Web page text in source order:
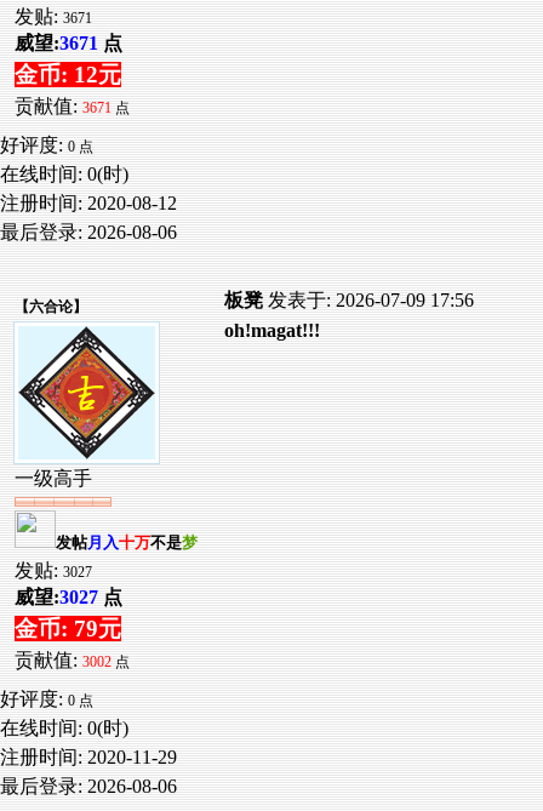
发贴: 3671
威望:3671 点
金币: 12元
贡献值: 3671 点
好评度: 0 点
在线时间: 0(时)
注册时间: 2020-08-12
最后登录: 2026-08-06
【六合论】
一级高手
发帖月入十万不是梦
发贴: 3027
威望:3027 点
金币: 79元
贡献值: 3002 点
好评度: 0 点
在线时间: 0(时)
注册时间: 2020-11-29
最后登录: 2026-08-06
板凳 发表于: 2026-07-09 17:56
oh!magat!!!